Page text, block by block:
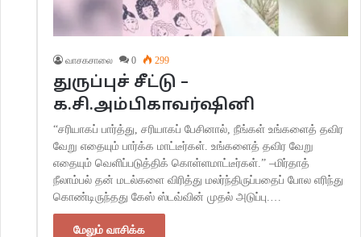
வாசகசாலை 0 299
துருப்புச் சீட்டு –
க.சி.அம்பிகாவர்ஷினி
“சரியாகப் பார்த்து, சரியாகப் பேசினால், நீங்கள் உங்களைத் தவிர
வேறு எதையும் பார்க்க மாட்டீர்கள். உங்களைத் தவிர வேறு
எதையும் வெளிப்படுத்திக் கொள்ளமாட்டீர்கள்.” –மிர்தாத்
நீலாம்பல் தன் மடல்களை விரித்து மலர்ந்திருப்பதைப் போல எரிந்து
கொண்டிருந்தது கேஸ் ஸ்டவ்வின் முதல் அடுப்பு.…
மேலும் வாசிக்க